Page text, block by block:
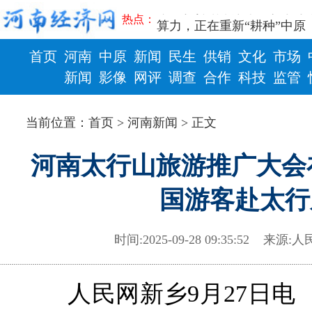
热点： 算力，正在重新“耕种”中原
河南省二十条硬核举措出炉
河南省主汛期防汛抗旱工作
“从根本上改变了中国人民
从国家科技奖看中原创新跃
河南省党政代表团赴新疆考
工业遗存上“长”出文化IP群
河南可再生能源装机突破1
三个“没想到”刷新港区速度
336件（组）意大利文物在
河南省政协十三届常委会
习近平对防汛救灾工作作出
郑州、济南、青岛三城联合
2026年“文明实践进基层”主
省政协十三届常委会第二十
首页 河南
新闻
中原
影像
新闻
网评
民生
调查
供销
合作
文化
科技
市场
监管
财政 健康
当前位置：首页 >河南新闻 > 正文
河南太行山旅游推广大
国游客赴太
时间:2025-09-28 09:35:52 来源: 人
人民网新乡9月27日电